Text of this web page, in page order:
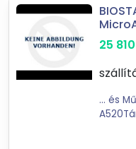
kínálatából!
tovább válogatok »
25 810
... és